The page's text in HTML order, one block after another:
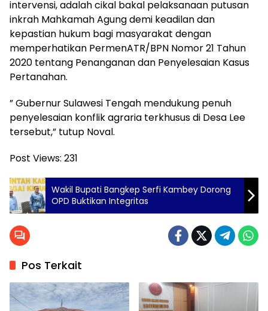
intervensi, adalah cikal bakal pelaksanaan putusan
inkrah Mahkamah Agung demi keadilan dan
kepastian hukum bagi masyarakat dengan
memperhatikan PermenATR/BPN Nomor 21 Tahun
2020 tentang Penanganan dan Penyelesaian Kasus
Pertanahan.
” Gubernur Sulawesi Tengah mendukung penuh
penyelesaian konflik agraria terkhusus di Desa Lee
tersebut,” tutup Noval.
Post Views: 231
Wakil Bupati Bangkep Serfi Kambey Dorong
OPD Buktikan Integritas
Pos Terkait